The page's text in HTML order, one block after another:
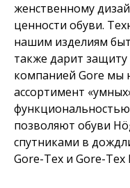
женственному
ценности обуви.
нашим изделиям
также дарит
компанией Gore мы
ассортимент
позволяют обуви
спутниками в
Gore-Tex и Gore-Tex